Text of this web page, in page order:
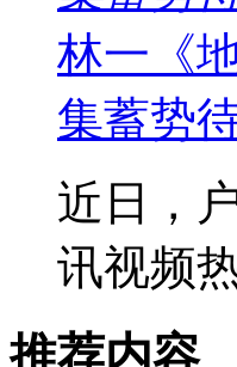
林一《
集蓄势
近日，
讯视频
推荐内容